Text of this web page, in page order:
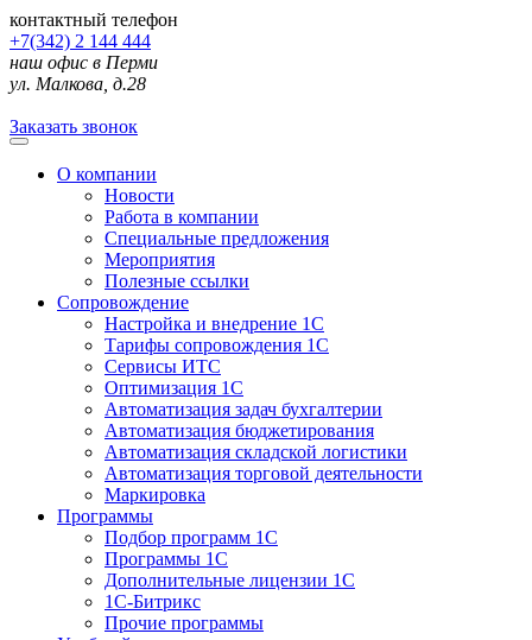
контактный телефон
+7(342) 2 144 444
наш офис в Перми
ул. Малкова, д.28
Заказать звонок
О компании
Новости
Работа в компании
Специальные предложения
Мероприятия
Полезные ссылки
Сопровождение
Настройка и внедрение 1С
Тарифы сопровождения 1С
Сервисы ИТС
Оптимизация 1С
Автоматизация задач бухгалтерии
Автоматизация бюджетирования
Автоматизация складской логистики
Автоматизация торговой деятельности
Маркировка
Программы
Подбор программ 1С
Программы 1С
Дополнительные лицензии 1С
1С-Битрикс
Прочие программы